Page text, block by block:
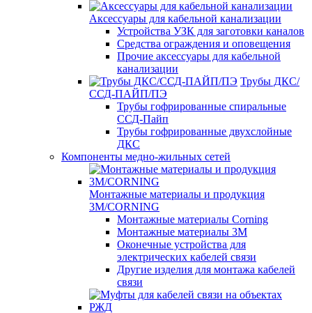
Аксессуары для кабельной канализации
Устройства УЗК для заготовки каналов
Средства ограждения и оповещения
Прочие аксессуары для кабельной
канализации
Трубы ДКС/
ССД-ПАЙП/ПЭ
Трубы гофрированные спиральные
ССД-Пайп
Трубы гофрированные двухслойные
ДКС
Компоненты медно-жильных сетей
Монтажные материалы и продукция
3M/CORNING
Монтажные материалы Corning
Монтажные материалы 3M
Оконечные устройства для
электрических кабелей связи
Другие изделия для монтажа кабелей
связи